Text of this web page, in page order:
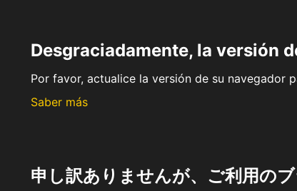
Desgraciadamente, la versión
Por favor, actualice la versión de su navegador
Saber más
申し訳ありませんが、ご利用の